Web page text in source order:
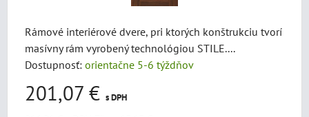
Rámové interiérové dvere, pri ktorých konštrukciu tvorí
masívny rám vyrobený technológiou STILE....
Dostupnosť: orientačne 5-6 týždňov
201,07 € s DPH